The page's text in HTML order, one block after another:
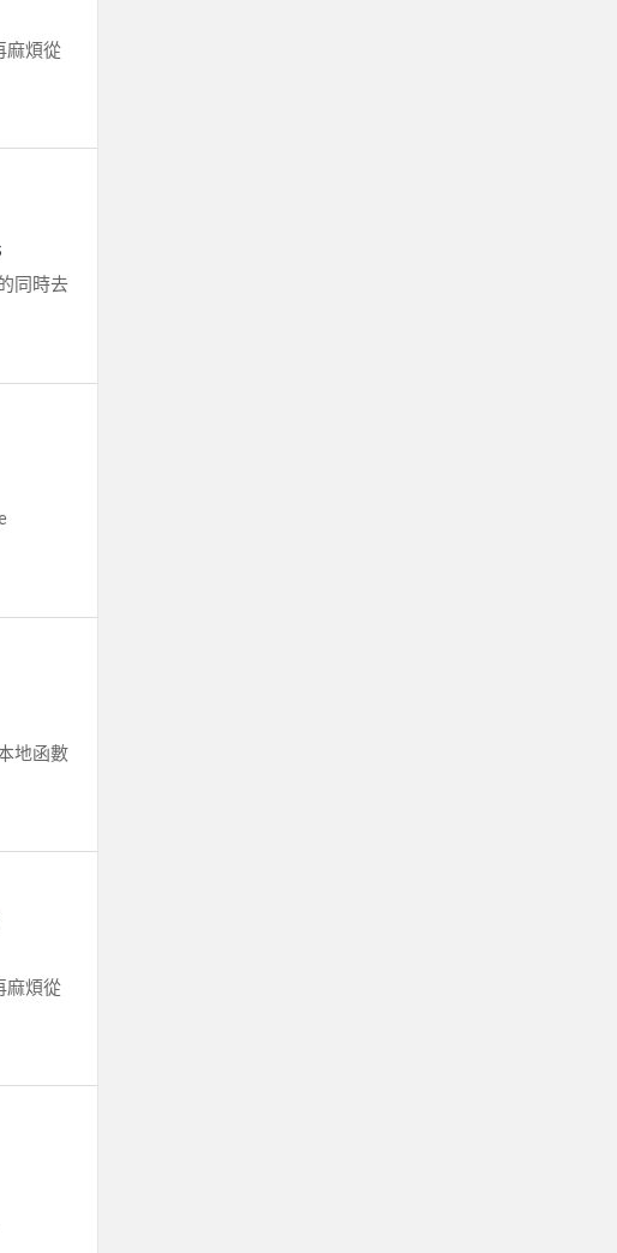
麻煩從
同時去
地函數
麻煩從